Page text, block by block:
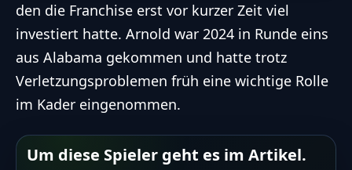
den die Franchise erst vor kurzer Zeit viel
investiert hatte. Arnold war 2024 in Runde eins
aus Alabama gekommen und hatte trotz
Verletzungsproblemen früh eine wichtige Rolle
im Kader eingenommen.
Um diese Spieler geht es im Artikel.